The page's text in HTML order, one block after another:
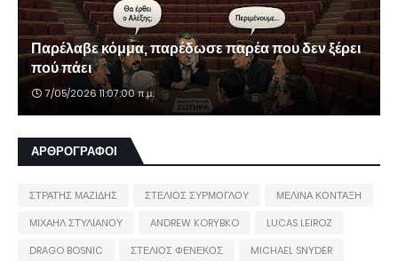
Παρέλαβε κόμμα, παρέδωσε παρέα που δεν ξέρει
πού πάει
7/05/2026 11:07:00 π.μ.
ΑΡΘΡΟΓΡΑΦΟΙ
ΣΤΡΑΤΗΣ ΜΑΖΙΔΗΣ ΣΤΕΛΙΟΣ ΣΥΡΜΟΓΛΟΥ
ΜΕΛΙΝΑ ΚΟΝΤΑΞΗ
ΜΙΧΑΗΛ ΣΤΥΛΙΑΝΟΥ
ANDREW KORYBKO
LUCAS LEIROZ
DRAGO BOSNIC
ΣΤΕΛΙΟΣ ΦΕΝΕΚΟΣ
MICHAEL SNYDER